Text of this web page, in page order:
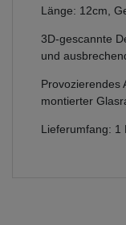
Länge: 12cm,
3D-gescannte
und
Provozierendes
montierter
Lieferumfang: 1